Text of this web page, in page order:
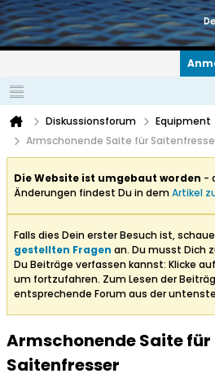
Diskussionsforum Equipment
Armschonende Saite für
Die Website ist umgebaut worden -
Änderungen findest Du in demArtikel
Falls dies Dein erster Besuch ist,
gestellten Fragen an. Du musst Dich
Du Beiträge verfassen kannst: Klicke
um fortzufahren. Zum Lesen der
entsprechende Forum aus der
Armschonende Saite für
Saitenfresser